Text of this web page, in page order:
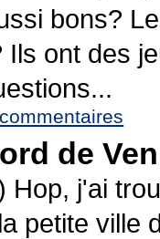
bons?
ont des
de
Hop, j'ai
petite ville